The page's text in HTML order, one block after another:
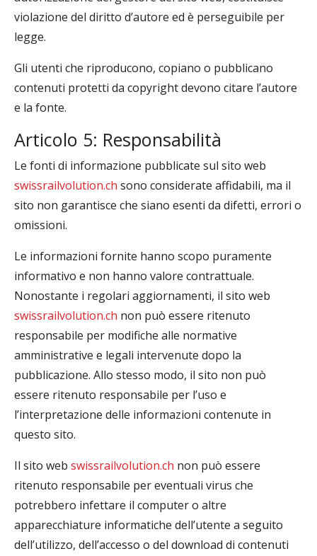
violazione del diritto d’autore ed è perseguibile per
legge.
Gli utenti che riproducono, copiano o pubblicano
contenuti protetti da copyright devono citare l’autore
e la fonte.
Articolo 5: Responsabilità
Le fonti di informazione pubblicate sul sito web
swissrailvolution.ch sono considerate affidabili, ma il
sito non garantisce che siano esenti da difetti, errori o
omissioni.
Le informazioni fornite hanno scopo puramente
informativo e non hanno valore contrattuale.
Nonostante i regolari aggiornamenti, il sito web
swissrailvolution.ch non può essere ritenuto
responsabile per modifiche alle normative
amministrative e legali intervenute dopo la
pubblicazione. Allo stesso modo, il sito non può
essere ritenuto responsabile per l’uso e
l’interpretazione delle informazioni contenute in
questo sito.
Il sito web swissrailvolution.ch non può essere
ritenuto responsabile per eventuali virus che
potrebbero infettare il computer o altre
apparecchiature informatiche dell’utente a seguito
dell’utilizzo, dell’accesso o del download di contenuti